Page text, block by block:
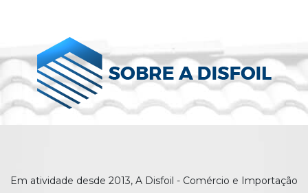
Em atividade desde 2013, A Disfoil - Comércio e Importação